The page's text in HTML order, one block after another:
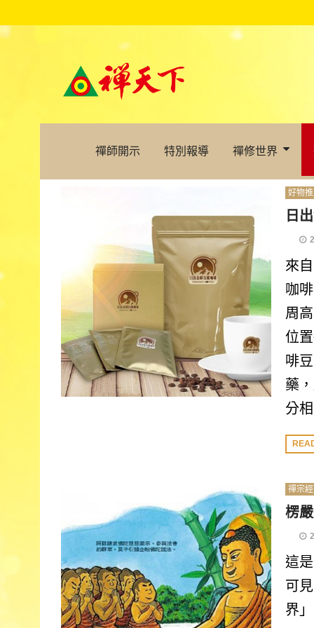
禪師開示 特別報導 禪修世界
好物
日
來
咖
周
位
啡
藥
分
禪宗
楞
這
可
界